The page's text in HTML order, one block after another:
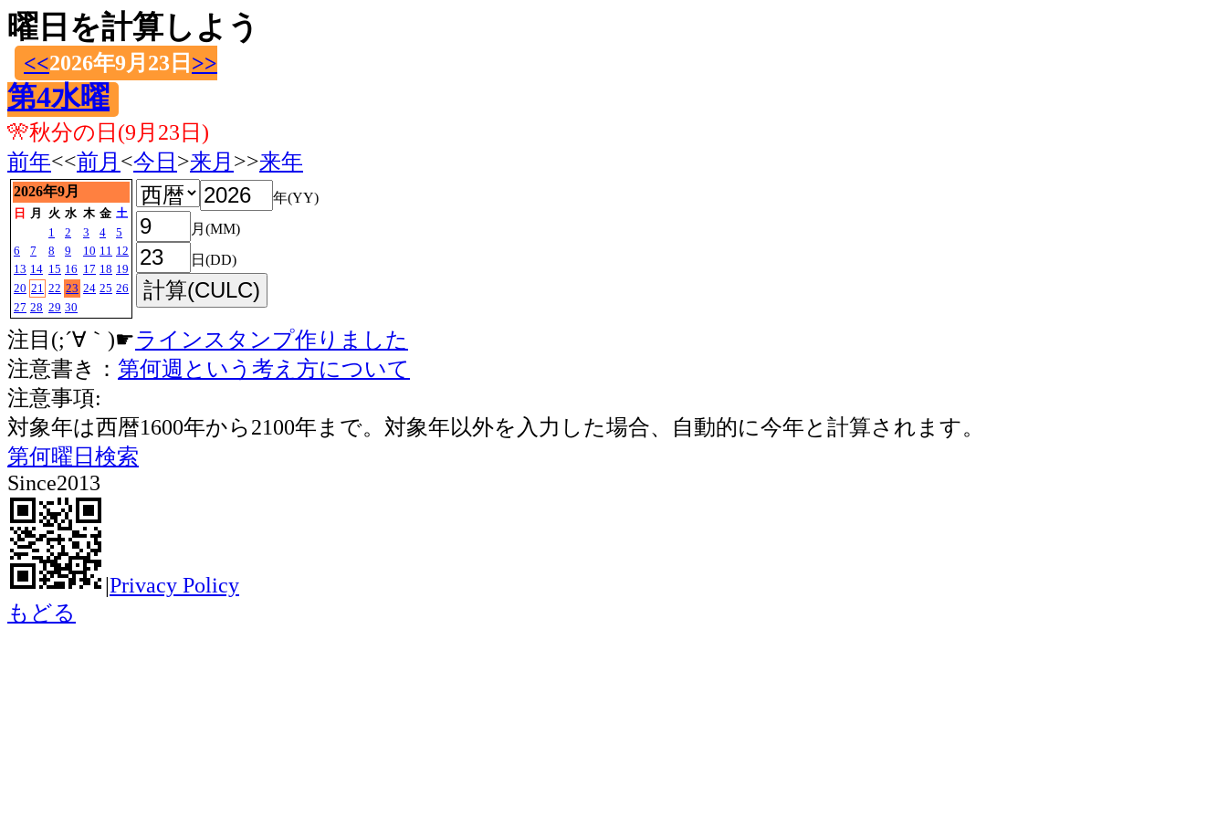
曜日を計算しよう
<<2026年9月23日 >>
第4水曜
🎌秋分の日(9月23日)
前年<<前月 <今日 >来月 >>来年
2026年9月
日 月 火 水 木 金 土
1
2 3 4
5
6
7 8 9 10 11 12
13 14 15 16 17 18 19
20 21 22 23 24 25 26
27 28 29 30
年(YY)
月(MM)
日(DD)
注目(;´∀｀)☛ラインスタンプ作りました
注意書き： 第何週という考え方について
注意事項:
対象年は西暦1600年から2100年まで。対象年以外を入力した場合、自動的に今年と計算されます。
第何曜日検索
Since2013
|Privacy Policy
もどる